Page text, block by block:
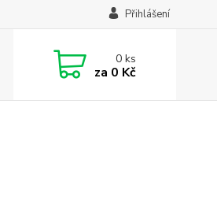
Přihlášení
0ks
za 0 Kč